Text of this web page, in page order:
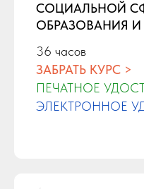
СОЦИАЛЬНОЙ
ОБРАЗОВАНИЯ И
36 часов
ЗАБРАТЬ КУРС >
ПЕЧАТНОЕ
ЭЛЕКТРОННОЕ